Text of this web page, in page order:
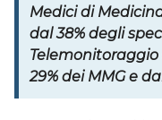
Medici di
dal 38% degli
Telemonitoraggio
29% dei MMG e